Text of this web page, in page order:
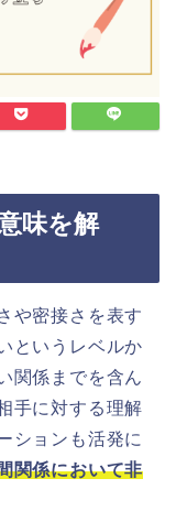
味を解
や密接さを表す
というレベルか
関係までを含ん
手に対する理解
ションも活発に
関係において非